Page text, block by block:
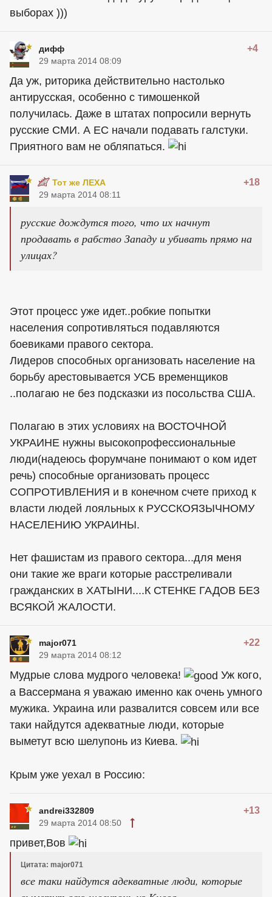
выборах )))
дифф +4
29 марта 2014 08:09
Да уж, риторика действительно настолько
антирусская, особенно с тимошенкой
получилась. Даже в штатах попросили вернуть
русские СМИ. А ЕС начали подавать галстуки.
Приятного вам не обляпаться.
Тот же ЛЕХА +18
29 марта 2014 08:11
русские дождутся того, что их начнут
продавать в рабство Западу и убивать прямо на
улицах?
Этот процесс уже идет..робкие попытки
населения сопротивляться подавляются
боевиками правого сектора.
Лидеров способных организовать население на
борьбу арестовывается УСБ временщиков
..полагаю не без подсказки из посольства США.
Полагаю в этих условиях на ВОСТОЧНОЙ
УКРАИНЕ нужны высокопрофессиональные
люди(надеюсь форумчане понимают о ком идет
речь) способные организовать процесс
СОПРОТИВЛЕНИЯ и в конечном счете приход к
власти людей лояльных к РУССКОЯЗЫЧНОМУ
НАСЕЛЕНИЮ УКРАИНЫ.
Нет фашистам из правого сектора...для меня
они такие же враги которые расстреливали
гражданских в ХАТЫНИ....К СТЕНКЕ ГАДОВ БЕЗ
ВСЯКОЙ ЖАЛОСТИ.
major071 +22
29 марта 2014 08:12
Мудрые слова мудрого человека!
Уж кого,
а Вассермана я уважаю именно как очень умного
мужика. Украина или развалится совсем или все
таки найдутся адекватные люди, которые
выметут всю шелупонь из Киева.
Крым уже уехал в Россию:
andrei332809 +13
29 марта 2014 08:50
привет,Вов
Цитата: major071
все таки найдутся адекватные люди, которые